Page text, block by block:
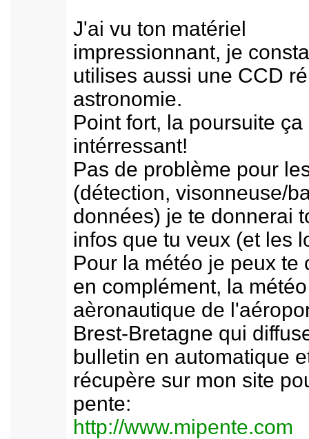
J'ai vu ton matériel
impressionnant, je
utilises aussi une CCD
astronomie.
Point fort, la poursuite ça
intérressant!
Pas de problème pour
(détection, visonneuse/
données) je te donnerai
infos que tu veux (et les
Pour la météo je peux te
en complément, la météo
aèronautique de
Brest-Bretagne qui
bulletin en automatique
récupère sur mon site
pente:
http://www.mipente.com